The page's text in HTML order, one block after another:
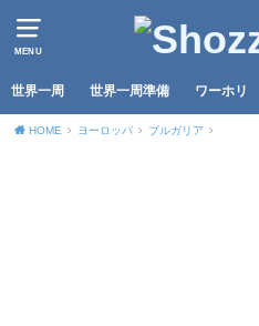
MENU
世界一周 世界一周準備 ワーホリ
HOME ヨーロッパ ブルガリア